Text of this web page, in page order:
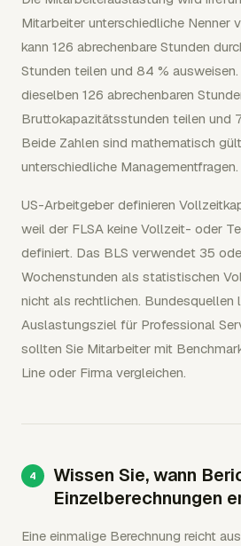
Mitarbeiter unterschiedliche Nenner
kann 126 abrechenbare Stunden
Stunden teilen und 84 % ausweisen.
dieselben 126 abrechenbaren
Bruttokapazitätsstunden teilen und
Beide Zahlen sind mathematisch
unterschiedliche Managementfragen.
US-Arbeitgeber definieren
weil der FLSA keine Vollzeit- oder
definiert. Das BLS verwendet 35
Wochenstunden als statistischen
nicht als rechtlichen. Bundesquellen
Auslastungsziel für Professional
sollten Sie Mitarbeiter mit
Line oder Firma vergleichen.
Wissen Sie, wann
Einzelberechnungen
Eine einmalige Berechnung reicht